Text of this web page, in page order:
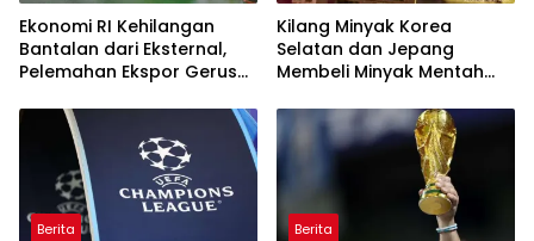
Ekonomi RI Kehilangan
Bantalan dari Eksternal,
Pelemahan Ekspor Gerus
Kilang Minyak Korea
Selatan dan Jepang
Membeli Minyak Mentah
Berita Berita